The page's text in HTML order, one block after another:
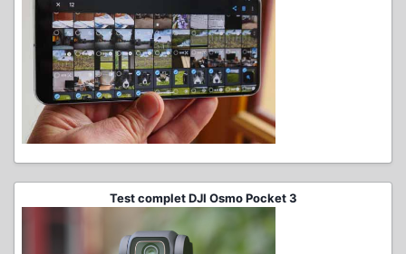
Test complet DJI Osmo Pocket 3